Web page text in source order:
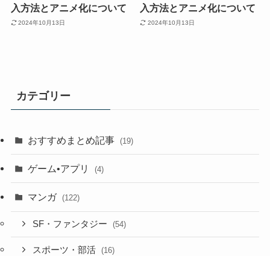
入方法とアニメ化について
2024年10月13日
入方法とアニメ化について
2024年10月13日
カテゴリー
おすすめまとめ記事 (19)
ゲーム•アプリ (4)
マンガ (122)
SF・ファンタジー (54)
スポーツ・部活 (16)